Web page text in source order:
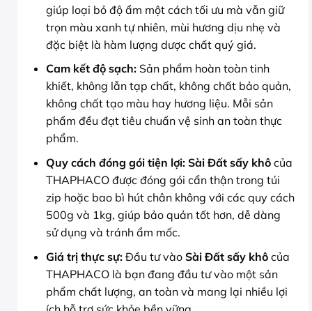
giúp loại bỏ độ ẩm một cách tối ưu mà vẫn giữ
trọn màu xanh tự nhiên, mùi hương dịu nhẹ và
đặc biệt là hàm lượng dược chất quý giá.
Cam kết độ sạch:Sản phẩm hoàn toàn tinh
khiết, không lẫn tạp chất, không chất bảo quản,
không chất tạo màu hay hương liệu. Mỗi sản
phẩm đều đạt tiêu chuẩn vệ sinh an toàn thực
phẩm.
Quy cách đóng gói tiện lợi: Sài Đất sấy khôcủa
THAPHACO được đóng gói cẩn thận trong túi
zip hoặc bao bì hút chân không với các quy cách
500g và 1kg, giúp bảo quản tốt hơn, dễ dàng
sử dụng và tránh ẩm mốc.
Giá trị thực sự:Đầu tư vào Sài Đất sấy khôcủa
THAPHACO là bạn đang đầu tư vào một sản
phẩm chất lượng, an toàn và mang lại nhiều lợi